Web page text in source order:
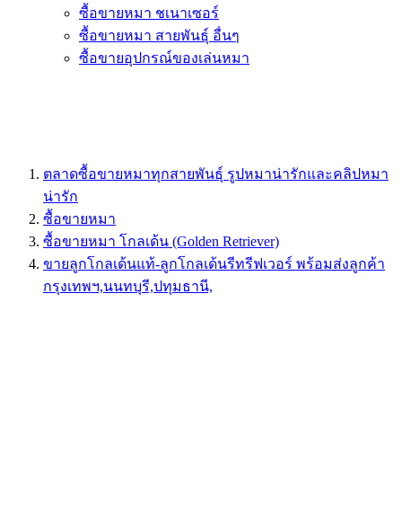
ซื้อขายหมา ชเนาเซอร์
ซื้อขายหมา สายพันธุ์ อื่นๆ
ซื้อขายอุปกรณ์ของเล่นหมา
ตลาดซื้อขายหมาทุกสายพันธุ์ รูปหมาน่ารักและคลิปหมา
น่ารัก
ซื้อขายหมา
ซื้อขายหมา โกลเด้น (Golden Retriever)
ขายลูกโกลเด้นแท้-ลูกโกลเด้นรีทรีฟเวอร์ พร้อมส่งลูกค้า
กรุงเทพฯ,นนทบุรี,ปทุมธานี,